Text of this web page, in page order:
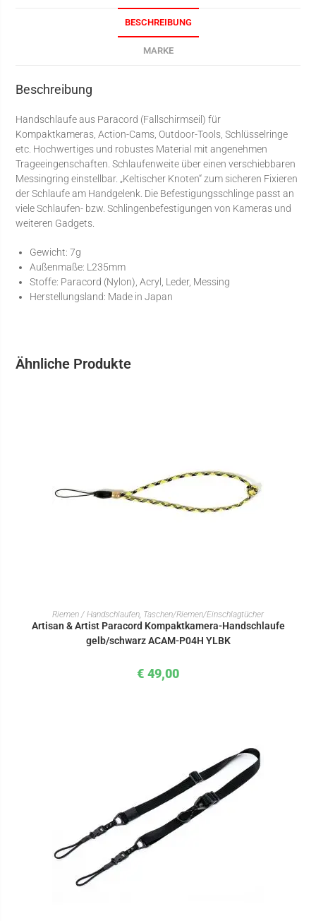
BESCHREIBUNG
MARKE
Beschreibung
Handschlaufe aus Paracord (Fallschirmseil) für
Kompaktkameras, Action-Cams, Outdoor-Tools, Schlüsselringe
etc. Hochwertiges und robustes Material mit angenehmen
Trageeingenschaften. Schlaufenweite über einen verschiebbaren
Messingring einstellbar. „Keltischer Knoten“ zum sicheren Fixieren
der Schlaufe am Handgelenk. Die Befestigungsschlinge passt an
viele Schlaufen- bzw. Schlingenbefestigungen von Kameras und
weiteren Gadgets.
Gewicht: 7g
Außenmaße: L235mm
Stoffe: Paracord (Nylon), Acryl, Leder, Messing
Herstellungsland: Made in Japan
Ähnliche Produkte
IN DEN WARENKORB
Riemen / Handschlaufen Taschen/Riemen/Einschlagtücher
Artisan & Artist Paracord Kompaktkamera-Handschlaufe
gelb/schwarz ACAM-P04H YLBK
€ 49,00